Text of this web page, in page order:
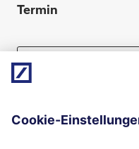
Termin
Folgen Sie uns